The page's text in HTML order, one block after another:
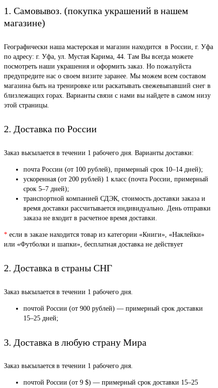
1. Самовывоз. (покупка украшений в нашем
магазине)
Географически наша мастерская и магазин находится в России, г. Уфа
по адресу: г. Уфа, ул. Мустая Карима, 44. Там Вы всегда можете
посмотреть наши украшения и оформить заказ. Но пожалуйста
предупредите нас о своем визите заранее. Мы можем всем составом
магазина быть на тренировке или раскатывать свежевыпавший снег в
близлежащих горах. Варианты связи с нами вы найдете в самом низу
этой страницы.
2. Доставка по России
Заказ высылается в течении 1 рабочего дня. Варианты доставки:
почта России (от 100 рублей), примерный срок 10–14 дней);
ускоренная (от 200 рублей) 1 класс (почта России, примерный
срок 5–7 дней);
транспортной компанией СДЭК, стоимость доставки заказа и
время доставки рассчитывается индивидуально. День отправки
заказа не входит в расчетное время доставки.
* если в заказе находится товар из категории «Книги», «Наклейки»
или «Футболки и шапки», бесплатная доставка не действует
2. Доставка в страны СНГ
Заказ высылается в течении 1 рабочего дня.
почтой России (от 900 рублей) — примерный срок доставки
15–25 дней;
3. Доставка в любую страну Мира
Заказ высылается в течении 1 рабочего дня.
почтой России (от 9 $) — примерный срок доставки 15–25